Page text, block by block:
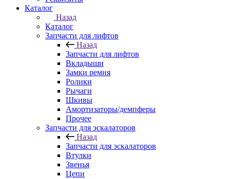
Каталог
Назад
Каталог
Запчасти для лифтов
Назад
Запчасти для лифтов
Вкладыши
Замки ремня
Ролики
Рычаги
Шкивы
Амортизаторы/демпферы
Прочее
Запчасти для эскалаторов
Назад
Запчасти для эскалаторов
Втулки
Звенья
Цепи